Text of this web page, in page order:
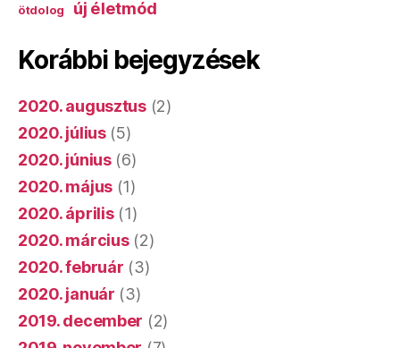
ötdolog új életmód
Korábbi bejegyzések
2020. augusztus(2)
2020. július(5)
2020. június(6)
2020. május (1)
2020. április(1)
2020. március(2)
2020. február (3)
2020. január (3)
2019. december (2)